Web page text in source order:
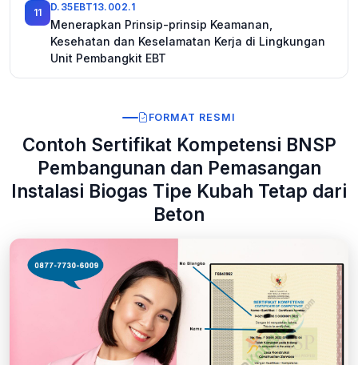
11 D.35EBT13.002.1
Menerapkan Prinsip-prinsip Keamanan,
Kesehatan dan Keselamatan Kerja di Lingkungan
Unit Pembangkit EBT
FORMAT RESMI
Contoh Sertifikat Kompetensi BNSP
Pembangunan dan Pemasangan
Instalasi Biogas Tipe Kubah Tetap dari
Beton